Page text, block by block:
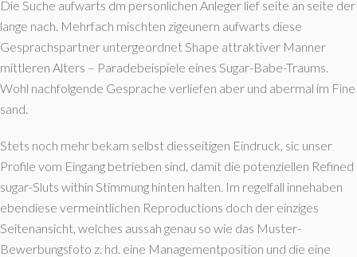
Die Suche aufwarts dm personlichen Anleger lief seite an seite der
lange nach. Mehrfach mischten zigeunern aufwarts diese
Gesprachspartner untergeordnet Shape attraktiver Manner
mittleren Alters – Paradebeispiele eines Sugar-Babe-Traums.
Wohl nachfolgende Gesprache verliefen aber und abermal im Fine
sand.
Stets noch mehr bekam selbst diesseitigen Eindruck, sic unser
Profile vom Eingang betrieben sind, damit die potenziellen Refined
sugar-Sluts within Stimmung hinten halten. Im regelfall innehaben
ebendiese vermeintlichen Reproductions doch der einziges
Seitenansicht, welches aussah genau so wie das Muster-
Bewerbungsfoto z. hd. eine Managementposition und die eine